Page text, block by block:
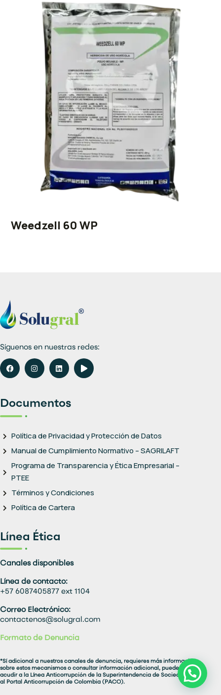
Weedzell 60 WP
Síguenos en nuestras redes:
Documentos
Política de Privacidad y Protección de Datos
Manual de Cumplimiento Normativo – SAGRILAFT
Programa de Transparencia y Ética Empresarial –
PTEE
Términos y Condiciones
Política de Cartera
Línea Ética
Canales disponibles
Línea de contacto:
+57 6087405877 ext 1104
Correo Electrónico:
contactenos@solugral.com
Formato de Denuncia
*Sí adicional a nuestros canales de denuncia, requieres más información
sobre estos mecanismos o consultar información adicional, puedes
acudir a la Línea Anticorrupción de la Superintendencia de Sociedades o
al Portal Anticorrupción de Colombia (PACO).